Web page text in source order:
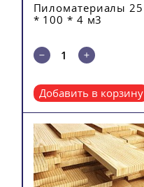
Пиломатериалы 25
* 100 * 4 м3
Добавить в корзину